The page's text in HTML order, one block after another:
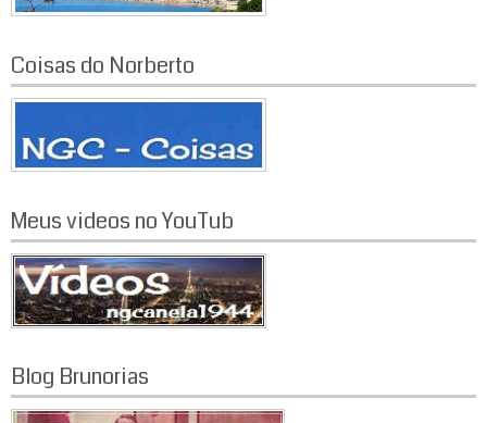
Coisas do Norberto
Meus videos no YouTub
Blog Brunorias